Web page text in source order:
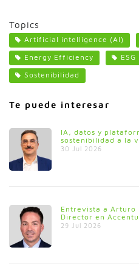
Topics
Artificial intelligence (AI)
Energy Efficiency
ESG
Sostenibilidad
Te puede interesar
IA, datos y
sostenibilidad a la
30 Jul 2026
Entrevista a Arturo
Director en
29 Jul 2026